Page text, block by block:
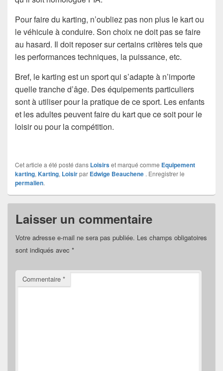
Pour faire du karting, n’oubliez pas non plus le kart ou
le véhicule à conduire. Son choix ne doit pas se faire
au hasard. Il doit reposer sur certains critères tels que
les performances techniques, la puissance, etc.
Bref, le karting est un sport qui s’adapte à n’importe
quelle tranche d’âge. Des équipements particuliers
sont à utiliser pour la pratique de ce sport. Les enfants
et les adultes peuvent faire du kart que ce soit pour le
loisir ou pour la compétition.
Cet article a été posté dans Loisirset marqué comme Equipement
karting, Karting, Loisirpar Edwige Beauchene . Enregistrer le
permalien.
Laisser un commentaire
Votre adresse e-mail ne sera pas publiée. Les champs obligatoires
sont indiqués avec *
Commentaire *